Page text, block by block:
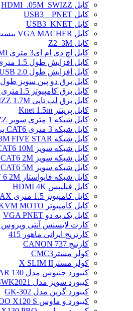
کابل HDMI_.05M_SWIZZ
کابل USB3 _ PNET
کابل USB3_KNET
کابل VGA MACHER بیست متری MR 165
کابل Z2_3M
کابل اچ دی ام ای3 متری VENETOLINK HDMI
کابل افزایش طول 1.5 متری USB TR-MAX
کابل افزایش طول USB 2.0 سویز 1.5m
کابل برق دو پین سویز طول 1.5 متر
کابل برق کامپیوتر 1.5ﻣﺘﺮی P-NET
کابل برق لپ تاپی SWIZZ 1.7M
کابل پرینتر Knet 1.5m
کابل شبکه 1 متری سویز CAT6 SWIZZ
کابل شبکه 3 متری CAT6 برند FIVE STAR
کابل شبکه CAT5 3M FIVE STAR
کابل شبکه سویز Swizz CAT6 10M
کابل شبکه سویز Swizz CAT6 2M
کابل شبکه سویز Swizz CAT6 5M
کابل شبکه فایواستار FIVE STAR CAT 6 2M
کابل فیلیپس HDMI 4K
کابل کامپیوتر 1.5 متری TR MAX
کابل کامپیوتر M1.5 HDMI VGA KVM MOTO
کابل یک به دو VGA PNET
کارت لایسنس آنتی ویروس ESET
کارتریج ایرانی ماهور 415
کارتیج 737 CANON
کولر مسترCMC3
کولر مسترX SLIM II
کیبورد جنیوس مدل SLIM-STAR 130
کیبورد سویز مدل SWK2021
کیبورد گرین مدل GK-302
کیبورد و ماوس RAPOO X120 S